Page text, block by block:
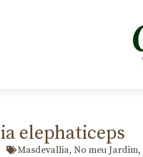
elephaticeps
Masdevallia, No meu Jardim,